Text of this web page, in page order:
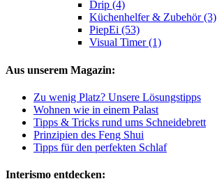
Drip (4)
Küchenhelfer & Zubehör (3)
PiepEi (53)
Visual Timer (1)
Aus unserem Magazin:
Zu wenig Platz? Unsere Lösungstipps
Wohnen wie in einem Palast
Tipps & Tricks rund ums Schneidebrett
Prinzipien des Feng Shui
Tipps für den perfekten Schlaf
Interismo entdecken: